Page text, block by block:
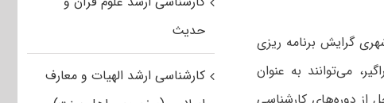
گرایش برنامه ریزی
می‌توانند به عنوان
حدیث
کارشناسی ارشد الهیات و معارف